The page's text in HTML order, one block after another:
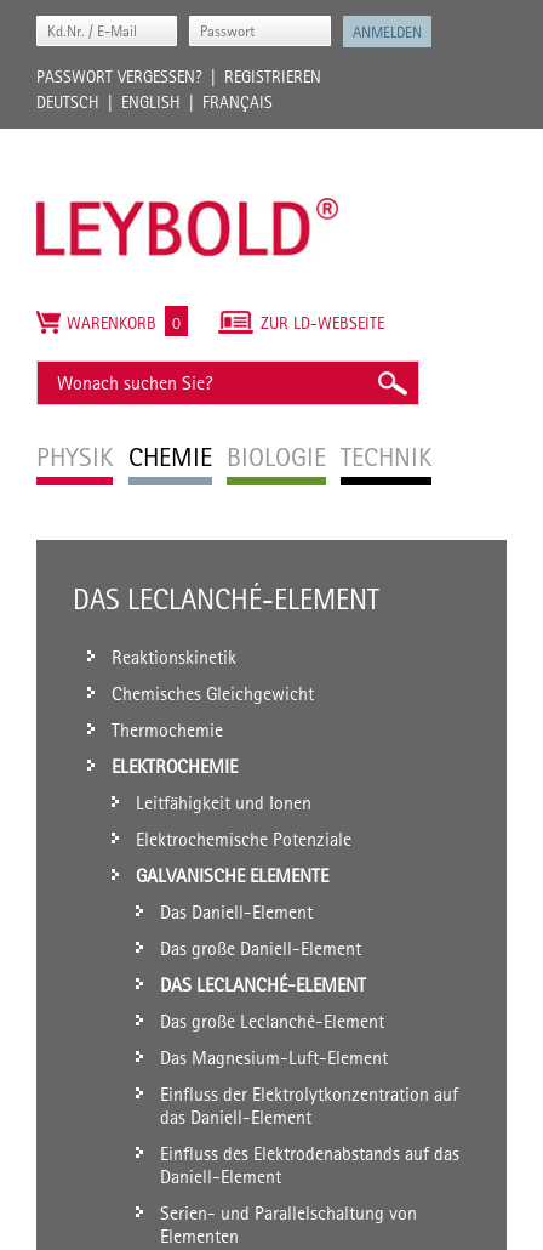
PASSWORT VERGESSEN?
REGISTRIEREN
DEUTSCH
ENGLISH FRANÇAIS
PHYSIK CHEMIE BIOLOGIE TECHNIK
ZUR LD-WEBSEITE
WARENKORB 0
DAS LECLANCHÉ-ELEMENT
Reaktionskinetik
Chemisches Gleichgewicht
Thermochemie
ELEKTROCHEMIE
Leitfähigkeit und Ionen
Elektrochemische Potenziale
GALVANISCHE ELEMENTE
Das Daniell-Element
Das große Daniell-Element
DAS LECLANCHÉ-ELEMENT
Das große Leclanché-Element
Das Magnesium-Luft-Element
Einfluss der Elektrolytkonzentration auf
das Daniell-Element
Einfluss des Elektrodenabstands auf das
Daniell-Element
Serien- und Parallelschaltung von
Elementen